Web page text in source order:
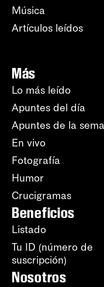
Música
Artículos leídos
Más
Lo más leído
Apuntes del día
Apuntes de la
En vivo
Fotografía
Humor
Crucigramas
Beneficios
Listado
Tu ID (número de
suscripción)
Nosotros